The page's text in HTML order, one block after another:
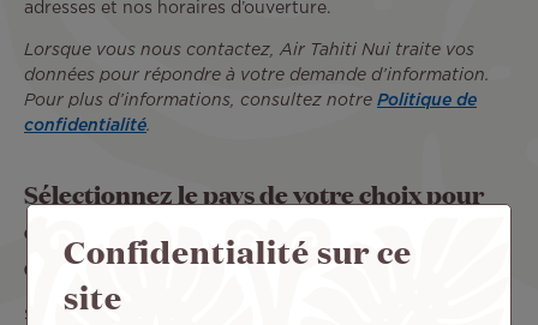
adresses et nos horaires d’ouverture.
Lorsque vous nous contactez, Air Tahiti Nui traite vos
données pour répondre à votre demande d’information.
Pour plus d’informations, consultez notre Politique de
confidentialité.
Sélectionnez le pays de votre choix pour
connaître nos adresses et nos horaires
d’ouverture.
Sélection :
Confidentialité sur ce
site